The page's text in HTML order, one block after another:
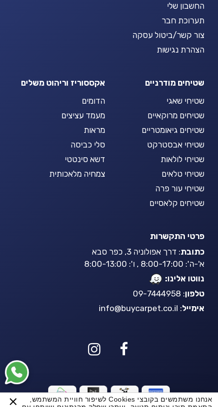
אנחנו משתמשים בקובצי Cookies לשיפור חוויית המשתמש,
החשבון שלי
תערוכת חבר
צור קשר/ביטול עסקה
הצהרת נגישות
שטיחים מודרניים
שטיחי שאגי
שטיחים מרוקאיים
שטיחים גיאומטריים
שטיחי אבסטרקט
שטיחי לולאות
שטיחי טלאים
שטיחי עור פרה
שטיחים קלאסיים
אקססוריז וריהוט משלים
הדומים
מעמד עציצים
מראות
סלי כביסה
דשא סינטטי
צמחיה מלאכותית
פרטי התקשרות
כתובת: דרך אפולוניה 3, כפר סבא
א'-ה': 8:00-17:00 , ו': 8:00-13:00
נווטו אלינו:
טלפון: 09-7444958
אימייל:
info@buycarpet.co.il